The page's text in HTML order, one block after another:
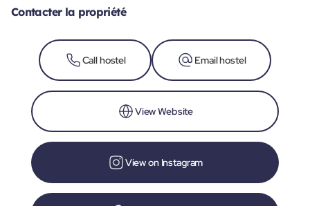
Contacter la propriété
Call hostel Email hostel
View Website
View on Instagram